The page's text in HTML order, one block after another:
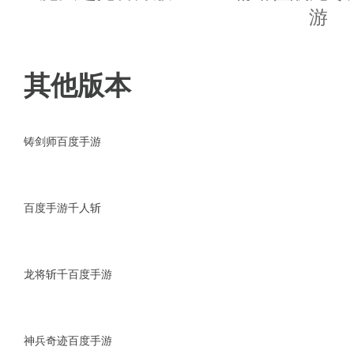
◆本作以宏大的历史性和精致写
技！
◆游戏操作简单容易上手，具有一
游戏亮点
游
其他版本
铸剑师百度手游
百度手游千人斩
龙将斩千百度手游
神兵奇迹百度手游